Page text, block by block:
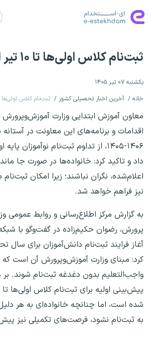
ثبت‌نام کلاس اولی‌ها تا ۱۰ تیر ادامه دارد
یکشنبه ۰۷ تیر ۱۴۰۵
خانه
آخرین اخبار تحصیلی کشور ثبت‌نام کلاس اولی‌ها تا ۱۰ تیر ادامه
معاون آموزش ابتدایی وزارت
اقدامات و برنامه‌های این معاونت در
داد و تاکید کرد: خانواده‌ها در صورت جا
اعلام‌شده، نگران نباشند؛ زیرا امکان
نیز فراهم خواهد شد.
به گزارش مرکز اطلاع‌رسانی و روابط عمومی
پرورش، رضوان حکیم‌زاده در گفت‌وگو با شبکه
آغاز فرایند ثبت‌نام دانش‌آموزان برای سال
کرد: مبنای وزارت آموزش‌وپرورش آن است
واجب‌التعلیم بدون دغدغه ثبت‌نام شوند.
شده است، اما چنانچه خانواده‌ای به هر
به ثبت‌نام نشود، فرصت‌های تکمیلی نیز